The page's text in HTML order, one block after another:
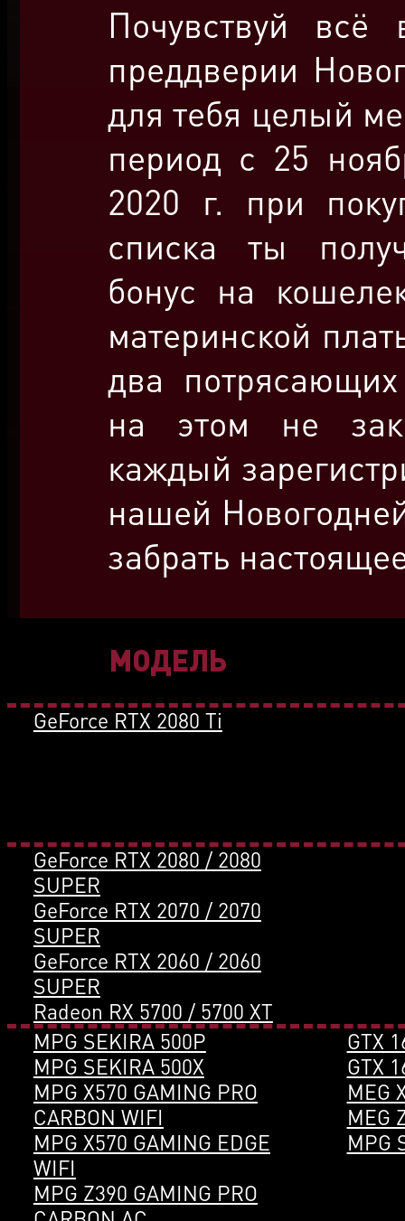
Почувствуй всё
преддверии
для тебя целый
период с 25
2020 г. при
списка ты
бонус на
материнской
два
на этом не
каждый
нашей
забрать
МОДЕЛЬ
GeForce RTX 2080 Ti
GeForce RTX 2080 / 2080
SUPER
GeForce RTX 2070 / 2070
SUPER
GeForce RTX 2060 / 2060
SUPER
Radeon RX 5700 / 5700 XT
MPG SEKIRA 500P
MPG SEKIRA 500X
MPG X570 GAMING PRO
CARBON WIFI
MPG X570 GAMING EDGE
WIFI
MPG Z390 GAMING PRO
GTX
GTX
MEG
MEG
MPG